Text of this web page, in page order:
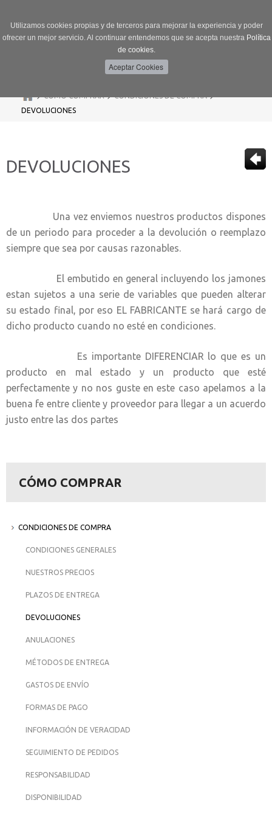
Utilizamos cookies propias y de terceros para mejorar la experiencia y poder
ofrecer un mejor servicio. Al continuar entendemos que se acepta nuestra Política
de cookies.
>CÓMO COMPRAR>CONDICIONES DE COMPRA>
DEVOLUCIONES
DEVOLUCIONES
Una vez enviemos nuestros productos dispones
de un periodo para proceder a la devolución o reemplazo
siempre que sea por causas razonables.
El embutido en general incluyendo los jamones
estan sujetos a una serie de variables que pueden alterar
su estado final, por eso EL FABRICANTE se hará cargo de
dicho producto cuando no esté en condiciones.
Es importante DIFERENCIAR lo que es un
producto en mal estado y un producto que esté
perfectamente y no nos guste en este caso apelamos a la
buena fe entre cliente y proveedor para llegar a un acuerdo
justo entre las dos partes
CÓMO COMPRAR
CONDICIONES DE COMPRA
CONDICIONES GENERALES
NUESTROS PRECIOS
PLAZOS DE ENTREGA
DEVOLUCIONES
ANULACIONES
MÉTODOS DE ENTREGA
GASTOS DE ENVÍO
FORMAS DE PAGO
INFORMACIÓN DE VERACIDAD
SEGUIMIENTO DE PEDIDOS
RESPONSABILIDAD
DISPONIBILIDAD